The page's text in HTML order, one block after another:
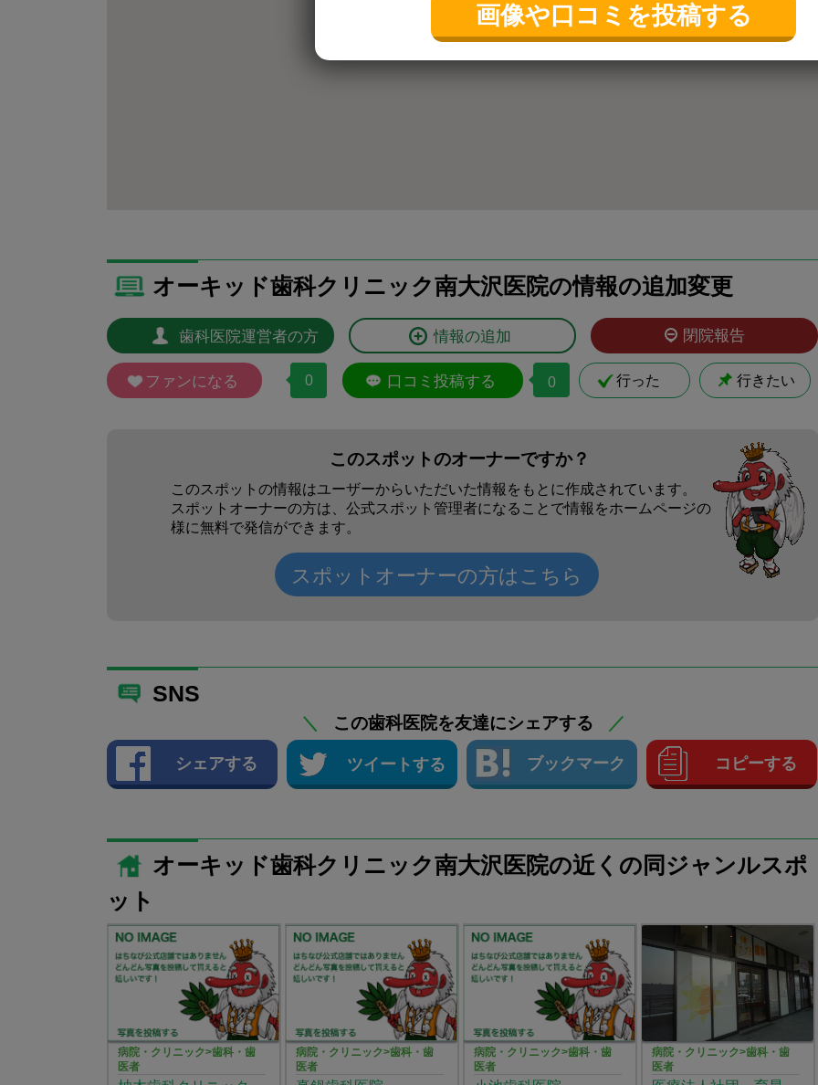
オーキッド歯科クリニック南大沢医院の情報の追加変更
歯科医院運営者の方 情報の追加 閉院報告
ファンになる 0 口コミ投稿する 0 行った 行きたい
このスポットのオーナーですか？
このスポットの情報はユーザーからいただいた情報をもとに作成されています。
スポットオーナーの方は、公式スポット管理者になることで情報をホームページの
様に無料で発信ができます。
スポットオーナーの方はこちら
SNS
＼ この歯科医院を友達にシェアする ／
シェアする ツイートする ブックマーク コピーする
オーキッド歯科クリニック南大沢医院の近くの同ジャンルスポ
ット
病院・クリニック>歯科・歯
医者
病院・クリニック>歯科・歯
医者
病院・クリニック>歯科・歯
医者
病院・クリニック>歯科・歯
医者
画像や口コミを投稿する